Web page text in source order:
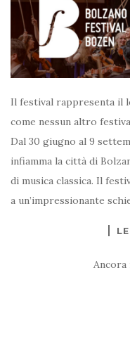
Il festival rappresenta il
come nessun altro
Dal 30 giugno al 9
infiamma la città di
di musica classica. Il
a un’impressionante
Ancora